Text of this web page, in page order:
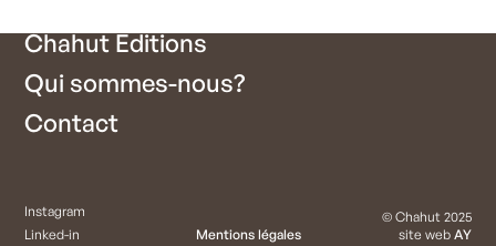
Chahut Editions
Qui sommes-nous?
Contact
Instagram
Linked-in
Mentions légales
© Chahut 2025
site web AY